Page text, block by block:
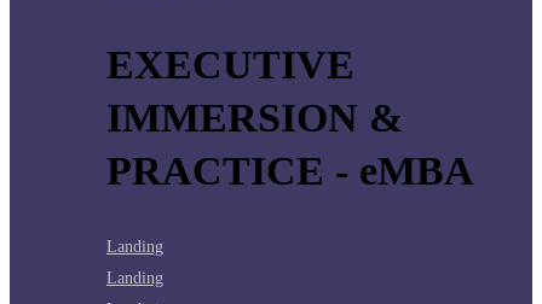
EXECUTIVE
IMMERSION &
PRACTICE - eMBA
Landing
Landing